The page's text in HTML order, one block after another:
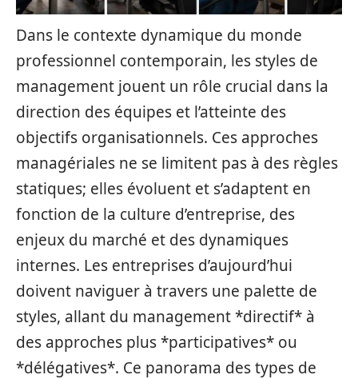
Dans le contexte dynamique du monde
professionnel contemporain, les styles de
management jouent un rôle crucial dans la
direction des équipes et l’atteinte des
objectifs organisationnels. Ces approches
managériales ne se limitent pas à des règles
statiques; elles évoluent et s’adaptent en
fonction de la culture d’entreprise, des
enjeux du marché et des dynamiques
internes. Les entreprises d’aujourd’hui
doivent naviguer à travers une palette de
styles, allant du management *directif* à
des approches plus *participatives* ou
*délégatives*. Ce panorama des types de